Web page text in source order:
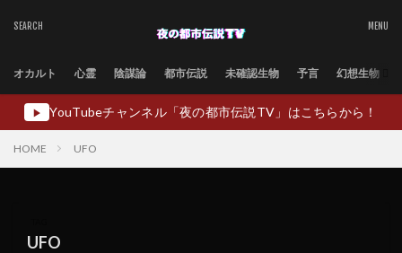
オカルト 心霊 陰謀論 都市伝説 未確認生物 予言 幻想生物
▶ YouTubeチャンネル「夜の都市伝説TV」はこちらから！
HOME UFO
UFO